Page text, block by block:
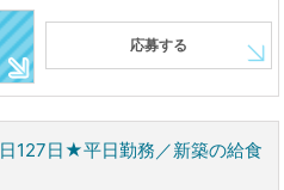
応募する
127日★平日勤務／新築の給食